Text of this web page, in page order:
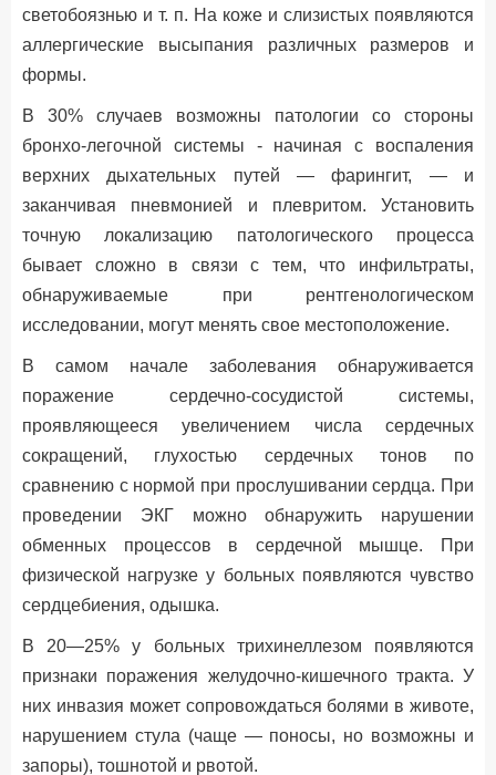
светобоязнью и т. п. На коже и слизистых появляются
аллергические высыпания различных размеров и
формы.
В 30% случаев возможны патологии со стороны
бронхо-легочной системы - начиная с воспаления
верхних дыхательных путей — фарингит, — и
заканчивая пневмонией и плевритом. Установить
точную локализацию патологического процесса
бывает сложно в связи с тем, что инфильтраты,
обнаруживаемые при рентгенологическом
исследовании, могут менять свое местоположение.
В самом начале заболевания обнаруживается
поражение сердечно-сосудистой системы,
проявляющееся увеличением числа сердечных
сокращений, глухостью сердечных тонов по
сравнению с нормой при прослушивании сердца. При
проведении ЭКГ можно обнаружить нарушении
обменных процессов в сердечной мышце. При
физической нагрузке у больных появляются чувство
сердцебиения, одышка.
В 20—25% у больных трихинеллезом появляются
признаки поражения желудочно-кишечного тракта. У
них инвазия может сопровождаться болями в животе,
нарушением стула (чаще — поносы, но возможны и
запоры), тошнотой и рвотой.